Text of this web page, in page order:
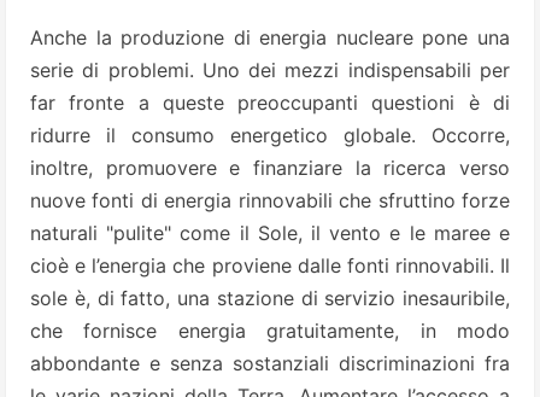
Anche la produzione di energia nucleare pone una
serie di problemi. Uno dei mezzi indispensabili per
far fronte a queste preoccupanti questioni è di
ridurre il consumo energetico globale. Occorre,
inoltre, promuovere e finanziare la ricerca verso
nuove fonti di energia rinnovabili che sfruttino forze
naturali "pulite" come il Sole, il vento e le maree e
cioè e l’energia che proviene dalle fonti rinnovabili. Il
sole è, di fatto, una stazione di servizio inesauribile,
che fornisce energia gratuitamente, in modo
abbondante e senza sostanziali discriminazioni fra